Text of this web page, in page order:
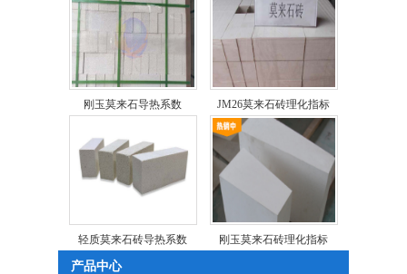
刚玉莫来石导热系数 JM26莫来石砖理化指标
轻质莫来石砖导热系数 刚玉莫来石砖理化指标
产品中心